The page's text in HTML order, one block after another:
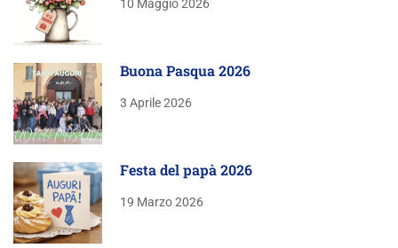
10 Maggio 2026
Buona Pasqua 2026
3 Aprile 2026
Festa del papà 2026
19 Marzo 2026